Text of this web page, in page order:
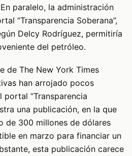
paralelo, la administración
“Transparencia Soberana”,
Delcy Rodríguez, permitiría
del petróleo.
de The New York Times
han arrojado pocos
portal “Transparencia
una publicación, en la que
de 300 millones de dólares
en marzo para financiar un
esta publicación carece